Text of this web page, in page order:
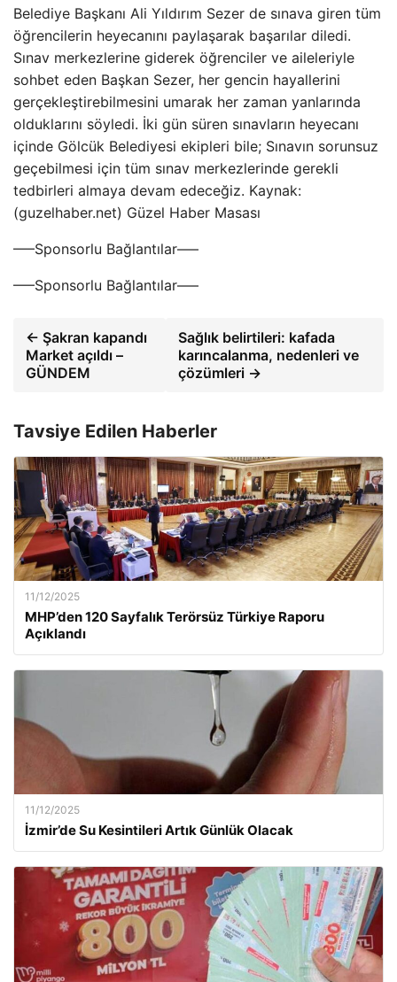
Belediye Başkanı Ali Yıldırım Sezer de sınava giren tüm
öğrencilerin heyecanını paylaşarak başarılar diledi.
Sınav merkezlerine giderek öğrenciler ve aileleriyle
sohbet eden Başkan Sezer, her gencin hayallerini
gerçekleştirebilmesini umarak her zaman yanlarında
olduklarını söyledi. İki gün süren sınavların heyecanı
içinde Gölcük Belediyesi ekipleri bile; Sınavın sorunsuz
geçebilmesi için tüm sınav merkezlerinde gerekli
tedbirleri almaya devam edeceğiz. Kaynak:
(guzelhaber.net) Güzel Haber Masası
—–Sponsorlu Bağlantılar—–
—–Sponsorlu Bağlantılar—–
← Şakran kapandı
Market açıldı –
GÜNDEM
Sağlık belirtileri: kafada
karıncalanma, nedenleri ve
çözümleri →
Tavsiye Edilen Haberler
11/12/2025
MHP’den 120 Sayfalık Terörsüz Türkiye Raporu
Açıklandı
11/12/2025
İzmir’de Su Kesintileri Artık Günlük Olacak